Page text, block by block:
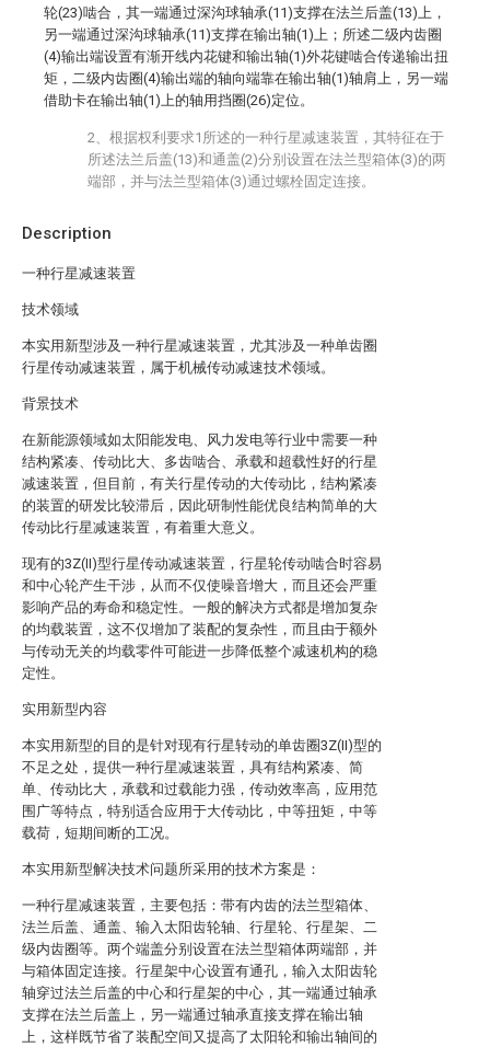
Description
一种行星减速装置
技术领域
本实用新型涉及一种行星减速装置，尤其涉及一种单齿圈
行星传动减速装置，属于机械传动减速技术领域。
背景技术
在新能源领域如太阳能发电、风力发电等行业中需要一种
结构紧凑、传动比大、多齿啮合、承载和超载性好的行星
减速装置，但目前，有关行星传动的大传动比，结构紧凑
的装置的研发比较滞后，因此研制性能优良结构简单的大
传动比行星减速装置，有着重大意义。
现有的3Z(II)型行星传动减速装置，行星轮传动啮合时容易
和中心轮产生干涉，从而不仅使噪音增大，而且还会严重
影响产品的寿命和稳定性。一般的解决方式都是增加复杂
的均载装置，这不仅增加了装配的复杂性，而且由于额外
与传动无关的均载零件可能进一步降低整个减速机构的稳
定性。
实用新型内容
本实用新型的目的是针对现有行星转动的单齿圈3Z(II)型的
不足之处，提供一种行星减速装置，具有结构紧凑、简
单、传动比大，承载和过载能力强，传动效率高，应用范
围广等特点，特别适合应用于大传动比，中等扭矩，中等
载荷，短期间断的工况。
本实用新型解决技术问题所采用的技术方案是：
一种行星减速装置，主要包括：带有内齿的法兰型箱体、
法兰后盖、通盖、输入太阳齿轮轴、行星轮、行星架、二
级内齿圈等。两个端盖分别设置在法兰型箱体两端部，并
与箱体固定连接。行星架中心设置有通孔，输入太阳齿轮
轴穿过法兰后盖的中心和行星架的中心，其一端通过轴承
支撑在法兰后盖上，另一端通过轴承直接支撑在输出轴
上，这样既节省了装配空间又提高了太阳轮和输出轴间的
轮(23)啮合，其一端通过深沟球轴承(11)支撑在法兰后盖(13)上，
另一端通过深沟球轴承(11)支撑在输出轴(1)上；所述二级内齿圈
(4)输出端设置有渐开线内花键和输出轴(1)外花键啮合传递输出扭
矩，二级内齿圈(4)输出端的轴向端靠在输出轴(1)轴肩上，另一端
借助卡在输出轴(1)上的轴用挡圈(26)定位。
2、根据权利要求1所述的一种行星减速装置，其特征在于
所述法兰后盖(13)和通盖(2)分别设置在法兰型箱体(3)的两
端部，并与法兰型箱体(3)通过螺栓固定连接。